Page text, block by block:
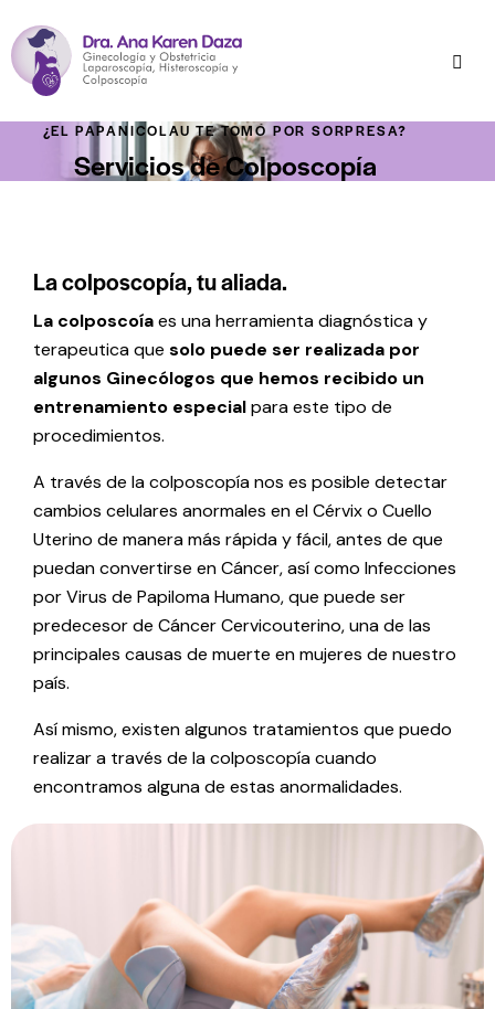
¿EL PAPANICOLAU TE TOMÓ POR SORPRESA?
Servicios de Colposcopía
La colposcopía, tu aliada.
La colposcoíaes una herramienta diagnóstica y
terapeutica que solo puede ser realizada por
algunos Ginecólogos que hemos recibido un
entrenamiento especialpara este tipo de
procedimientos.
A través de la colposcopía nos es posible detectar
cambios celulares anormales en el Cérvix o Cuello
Uterino de manera más rápida y fácil, antes de que
puedan convertirse en Cáncer, así como Infecciones
por Virus de Papiloma Humano, que puede ser
predecesor de Cáncer Cervicouterino, una de las
principales causas de muerte en mujeres de nuestro
país.
Así mismo, existen algunos tratamientos que puedo
realizar a través de la colposcopía cuando
encontramos alguna de estas anormalidades.